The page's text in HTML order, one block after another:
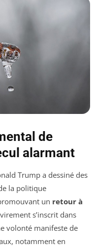
de
alarmant
Trump a dessiné des
la politique
un retour à
s’inscrit dans
volonté manifeste de
notamment en